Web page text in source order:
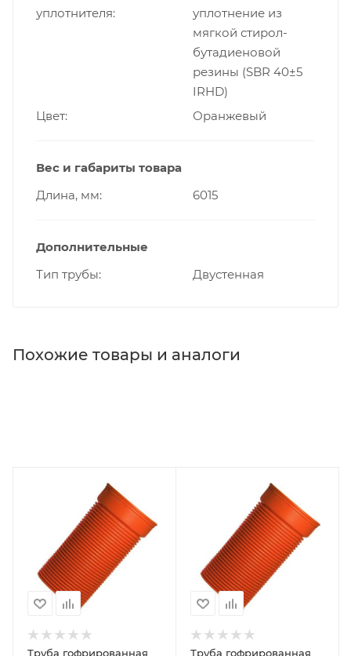
уплотнителя
уплотнение из
мягкой стирол-
бутадиеновой
резины (SBR 40±5
IRHD)
Цвет
Оранжевый
Вес и габариты товара
Длина, мм
6015
Дополнительные
Тип трубы
Двустенная
Похожие товары и аналоги
Труба гофрированная
Труба гофрированная